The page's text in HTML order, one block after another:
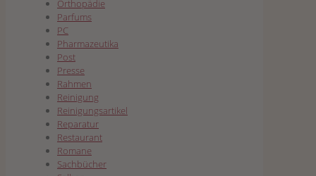
Orthopädie
Parfums
PC
Pharmazeutika
Post
Presse
Rahmen
Reinigung
Reinigungsartikel
Reparatur
Restaurant
Romane
Sachbücher